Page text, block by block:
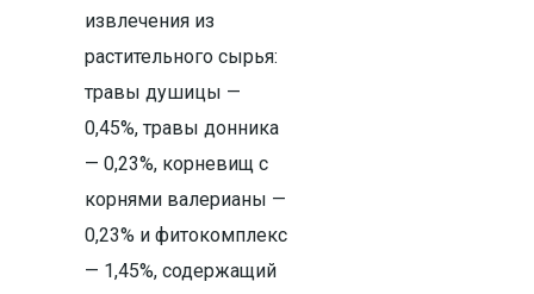
извлечения из
растительного сырья:
травы душицы —
0,45%, травы донника
— 0,23%, корневищ с
корнями валерианы —
0,23% и фитокомплекс
— 1,45%, содержащий